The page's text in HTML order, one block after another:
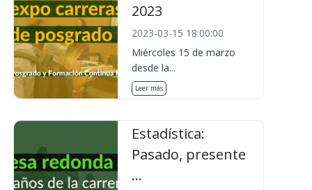
2023
2023-03-15 18:00:00
Miércoles 15 de marzo
desde la...
Leer más
Estadística:
Pasado, presente
...